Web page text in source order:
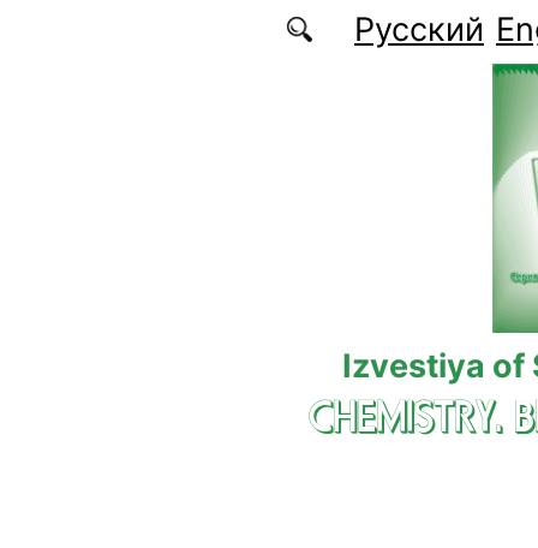
Русский
Izvestiya of
CHEMISTRY.